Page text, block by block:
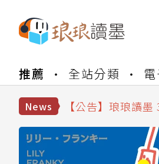
推薦 全站分類
News
【公告】琅琅讀
【公告】琅琅讀
【公告】琅琅讀墨